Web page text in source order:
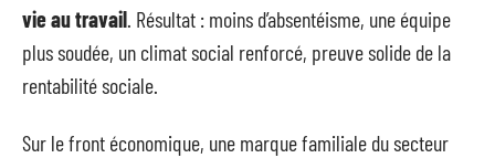
vie au travail . Résultat : moins d’absentéisme, une équipe
plus soudée, un climat social renforcé, preuve solide de la
rentabilité sociale.
Sur le front économique, une marque familiale du secteur